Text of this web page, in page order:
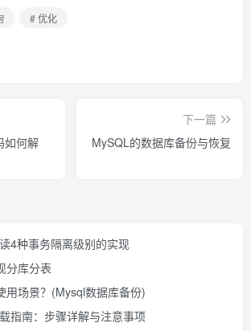
# 优化
如何解
下一篇
MySQL的数据库备份与恢复
4种事务隔离级别的实现
分库分表
用场景？(Mysql数据库备份)
指南：步骤详解与注意事项